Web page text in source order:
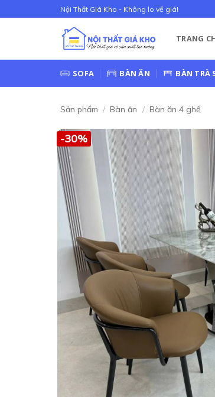
qua
Nội Thất Giá Kho - Không lo về giá!
TRANG
SOFA BÀN ĂN BÀN TRÀ
Sản phẩm / Bàn ăn / Bàn ăn 4 ghế
-30%